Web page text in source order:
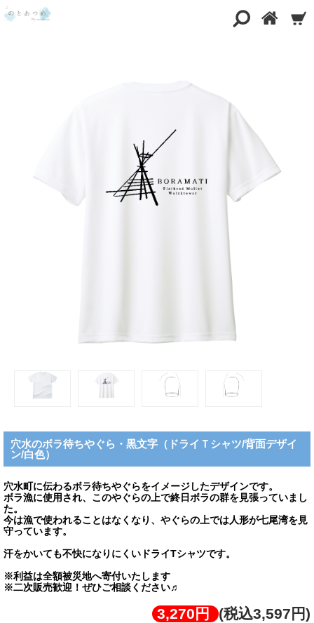
穴水のボラ待ちやぐら・黒文字（ドライＴシャツ/背面デザイ
ン/白色）
穴水町に伝わるボラ待ちやぐらをイメージしたデザインです。
ボラ漁に使用され、このやぐらの上で終日ボラの群を見張っていまし
た。
今は漁で使われることはなくなり、やぐらの上では人形が七尾湾を見
守っています。
汗をかいても不快になりにくいドライTシャツです。
※利益は全額被災地へ寄付いたします
※二次販売歓迎！ぜひご相談ください♬
3,270円 (税込3,597円)